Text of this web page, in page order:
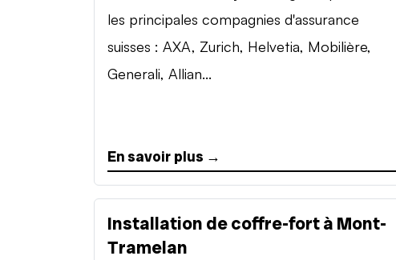
les principales compagnies d'assurance
suisses : AXA, Zurich, Helvetia, Mobilière,
Generali, Allian...
En savoir plus →
Installation de coffre-fort à Mont-
Tramelan